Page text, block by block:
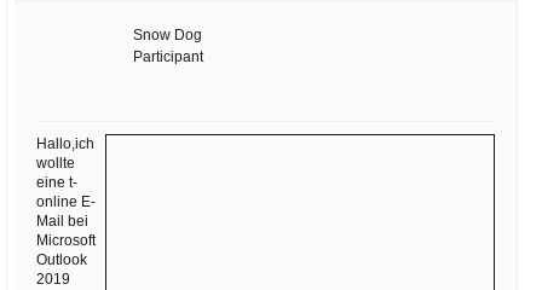
Snow Dog
Participant
Hallo,ich
wollte
eine t-
online E-
Mail bei
Microsoft
Outlook
2019
Ihre E-Mail
E-Mail bestätigen